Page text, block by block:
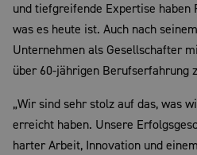
und tiefgreifende Expertise haben
was es heute ist. Auch nach
Unternehmen als Gesellschafter
über 60-jährigen Berufserfahrung
„Wir sind sehr stolz auf das, was
erreicht haben. Unsere
harter Arbeit, Innovation und